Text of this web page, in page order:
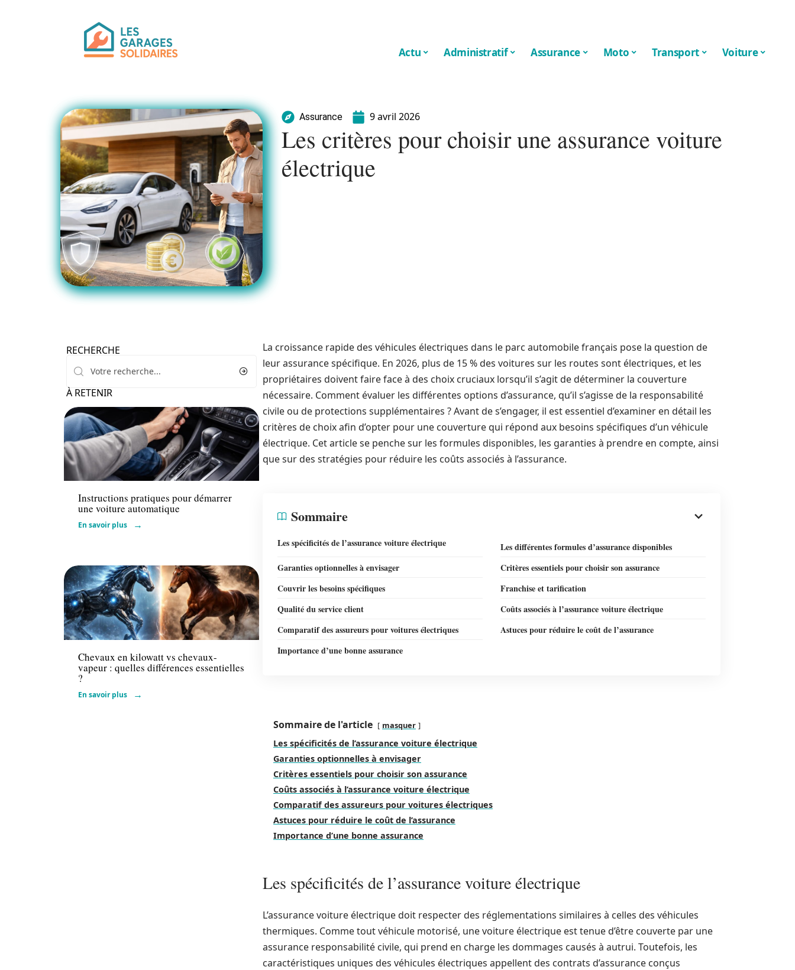
Actu Administratif Assurance Moto Transport Voiture
Assurance 9 avril 2026
Les critères pour choisir une assurance voiture
électrique
RECHERCHE
À RETENIR
Actu
Instructions pratiques pour démarrer
une voiture automatique
En savoir plus
Actu
Chevaux en kilowatt vs chevaux-
vapeur : quelles différences essentielles
?
En savoir plus
La croissance rapide des véhicules électriques dans le parc automobile français pose la question de
leur assurance spécifique. En 2026, plus de 15 % des voitures sur les routes sont électriques, et les
propriétaires doivent faire face à des choix cruciaux lorsqu’il s’agit de déterminer la couverture
nécessaire. Comment évaluer les différentes options d’assurance, qu’il s’agisse de la responsabilité
civile ou de protections supplémentaires ? Avant de s’engager, il est essentiel d’examiner en détail les
critères de choix afin d’opter pour une couverture qui répond aux besoins spécifiques d’un véhicule
électrique. Cet article se penche sur les formules disponibles, les garanties à prendre en compte, ainsi
que sur des stratégies pour réduire les coûts associés à l’assurance.
Sommaire
Les spécificités de l’assurance voiture électrique
Les différentes formules d’assurance disponibles
Garanties optionnelles à envisager
Critères essentiels pour choisir son assurance
Couvrir les besoins spécifiques
Franchise et tarification
Qualité du service client
Coûts associés à l’assurance voiture électrique
Comparatif des assureurs pour voitures électriques
Astuces pour réduire le coût de l’assurance
Importance d’une bonne assurance
Sommaire de l'article masquer
Les spécificités de l’assurance voiture électrique
Garanties optionnelles à envisager
Critères essentiels pour choisir son assurance
Coûts associés à l’assurance voiture électrique
Comparatif des assureurs pour voitures électriques
Astuces pour réduire le coût de l’assurance
Importance d’une bonne assurance
Les spécificités de l’assurance voiture électrique
L’assurance voiture électrique doit respecter des réglementations similaires à celles des véhicules
thermiques. Comme tout véhicule motorisé, une voiture électrique est tenue d’être couverte par une
assurance responsabilité civile, qui prend en charge les dommages causés à autrui. Toutefois, les
caractéristiques uniques des véhicules électriques appellent des contrats d’assurance conçus